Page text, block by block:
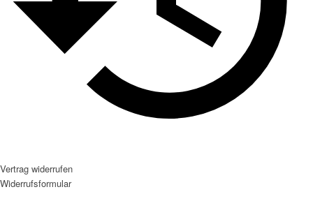
Vertrag widerrufen
Widerrufsformular